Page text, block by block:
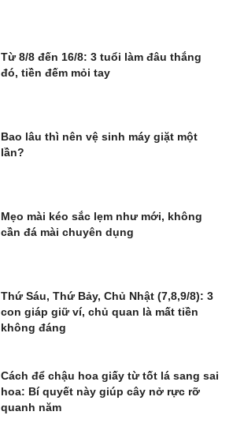
Từ 8/8 đến 16/8: 3 tuổi làm đâu thắng
đó, tiền đếm mỏi tay
Bao lâu thì nên vệ sinh máy giặt một
lần?
Mẹo mài kéo sắc lẹm như mới, không
cần đá mài chuyên dụng
Thứ Sáu, Thứ Bảy, Chủ Nhật (7,8,9/8): 3
con giáp giữ ví, chủ quan là mất tiền
không đáng
Cách để chậu hoa giấy từ tốt lá sang sai
hoa: Bí quyết này giúp cây nở rực rỡ
quanh năm